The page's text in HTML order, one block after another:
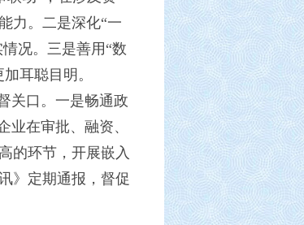
力。二是深化“一
况。三是善用“数
耳聪目明。
关口。一是畅通政
在审批、融资、
的环节，开展嵌入
》定期通报，督促